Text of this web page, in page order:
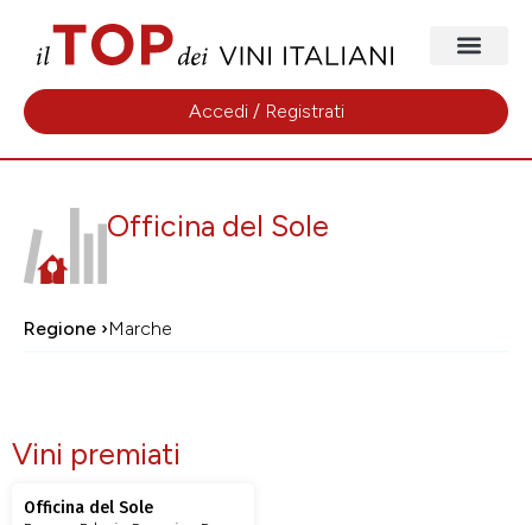
Accedi / Registrati
Officina del Sole
Regione ›Marche
Vini premiati
Officina del Sole